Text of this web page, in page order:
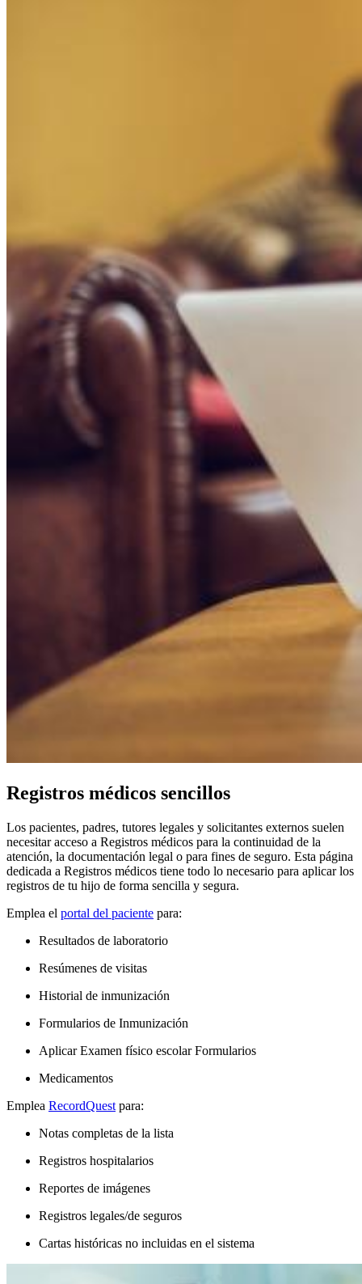
Registros médicos sencillos
Los pacientes, padres, tutores legales y solicitantes externos suelen
necesitar acceso a Registros médicos para la continuidad de la
atención, la documentación legal o para fines de seguro. Esta página
dedicada a Registros médicos tiene todo lo necesario para aplicar los
registros de tu hijo de forma sencilla y segura.
Emplea el portal del paciente para:
Resultados de laboratorio
Resúmenes de visitas
Historial de inmunización
Formularios de Inmunización
Aplicar Examen físico escolar Formularios
Medicamentos
Emplea RecordQuest para:
Notas completas de la lista
Registros hospitalarios
Reportes de imágenes
Registros legales/de seguros
Cartas históricas no incluidas en el sistema